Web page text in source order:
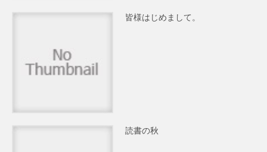
皆様はじめまして。
読書の秋